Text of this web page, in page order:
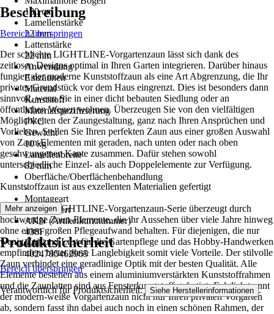
180 cm
Lamellenstärke
22 mm
Lattenstärke
22 mm
Anwendung
Einzäunen
Material
Kunststoff
Materialspezifizierung
PVC
Gewicht
10 kg
Lamellenbreite
82 mm
Oberfläche/Oberflächenbehandlung
-
Montageart
Vormontiert
AKN (Artikelkurznummer)
438F
EAN
4024785462965
Beschreibung
Bereich überspringen
Der schlichte LIGHTLINE-Vorgartenzaun lässt sich dank des
zeitlosen Designs optimal in Ihren Garten integrieren. Darüber hinaus
fungiert der moderne Kunststoffzaun als eine Art Abgrenzung, die Ihr
privates Grundstück vor dem Haus eingrenzt. Dies ist besonders dann
sinnvoll, wenn Sie in einer dicht bebauten Siedlung oder an
öffentlichen Wegen wohnen. Überzeugen Sie von den vielfältigen
Möglichkeiten der Zaungestaltung, ganz nach Ihren Ansprüchen und
Vorlieben. Stellen Sie Ihren perfekten Zaun aus einer großen Auswahl
von Zaun-Elementen mit geraden, nach unten oder nach oben
geschwungenen Kante zusammen. Dafür stehen sowohl
unterschiedliche Einzel- als auch Doppelelemente zur Verfügung.
Kunststoffzaun ist aus exzellenten Materialien gefertigt
Die stylische LIGHTLINE-Vorgartenzaun-Serie überzeugt durch
hochwertige Zaun-Elemente, die ihr Aussehen über viele Jahre hinweg
ohne einen großen Pflegeaufwand behalten. Für diejenigen, die nur
wenig Zeit und Lust für die Gartenpflege und das Hobby-Handwerken
empfinden, bietet diese Langlebigkeit somit viele Vorteile. Der stilvolle
Zaun verbindet eine geradlinige Optik mit der besten Qualität. Alle
Elemente bestehen aus einem aluminiumverstärkten Kunststoffrahmen
und die Zaunlatten sind aus Fensterkunststoff gefertigt. Folglich trennt
der modern-weiße Vorgartenzaun nicht nur Ihren privaten Vorgarten
ab, sondern fasst ihn dabei auch noch in einen schönen Rahmen, der
Mehr anzeigen
Produktsicherheit
Bereich überspringen
Verantwortlich für Produktsicherheit: Siehe Herstellerinformationen .